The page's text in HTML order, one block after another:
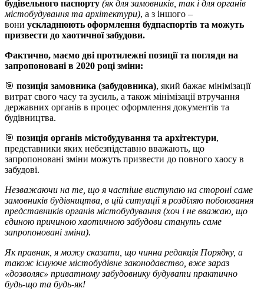
будівельного паспорту (як для замовників, так і для органів
містобудування та архітектури), а з іншого –
вони ускладнюють оформлення будпаспортів та можуть
призвести до хаотичної забудови.
Фактично, маємо дві протилежні позиції та погляди на
запропоновані в 2020 році зміни:
🎯 позиція замовника (забудовника), який бажає мінімізації
витрат свого часу та зусиль, а також мінімізації втручання
державних органів в процес оформлення документів та
будівництва.
🎯 позиція органів містобудування та архітектури,
представники яких небезпідставно вважають, що
запропоновані зміни можуть призвести до повного хаосу в
забудові.
Незважаючи на те, що я частіше виступаю на стороні саме
замовників будівництва, в цій ситуації я розділяю побоювання
представників органів містобудування (хоч і не вважаю, що
єдиною причиною хаотичною забудови стануть саме
запропоновані зміни).
Як правник, я можу сказати, що чинна редакція Порядку, а
також існуюче містобудівне законодавство, вже зараз
«дозволяє» приватному забудовнику будувати практично
будь-що та будь-як!